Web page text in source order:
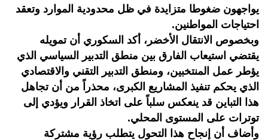
يواجهون ضغوطا متزايدة في ظل محدودية الموارد وتعقد
احتياجات المواطنين.
وبخصوص الانتقال الأخضر، أكد السكوري أن تمويله
يقتضي استيعاب الفارق بين منطق التدبير السياسي الذي
يؤطر عمل المنتخبين، ومنطق التدبير التقني والاقتصادي
الذي يحكم تنفيذ المشاريع الكبرى، محذراً من أن تجاهل
هذا التباين قد ينعكس سلباً على اتخاذ القرار ويؤدي إلى
توترات على المستوى المحلي.
وأضاف أن إنجاح هذا التحول يتطلب رؤية مشتركة